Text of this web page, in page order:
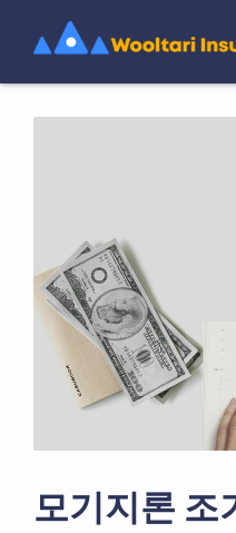
모기지론 조